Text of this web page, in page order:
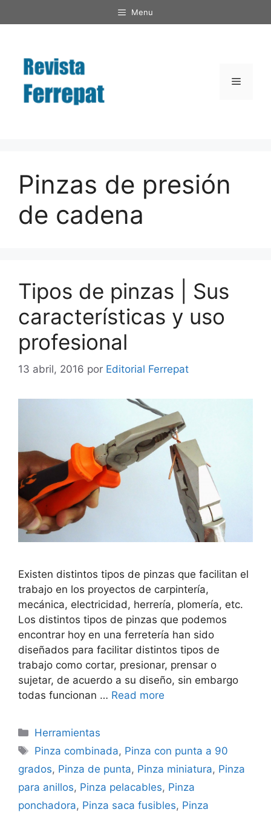
al
Menu
Menú
Pinzas de presión
de cadena
Tipos de pinzas | Sus
características y uso
profesional
13 abril, 2016 por Editorial Ferrepat
Existen distintos tipos de pinzas que facilitan el
trabajo en los proyectos de carpintería,
mecánica, electricidad, herrería, plomería, etc.
Los distintos tipos de pinzas que podemos
encontrar hoy en una ferretería han sido
diseñados para facilitar distintos tipos de
trabajo como cortar, presionar, prensar o
sujetar, de acuerdo a su diseño, sin embargo
todas funcionan … Read more
Categorías
Herramientas
Etiquetas
Pinza combinada, Pinza con punta a 90
grados, Pinza de punta, Pinza miniatura, Pinza
para anillos, Pinza pelacables, Pinza
ponchadora, Pinza saca fusibles, Pinza